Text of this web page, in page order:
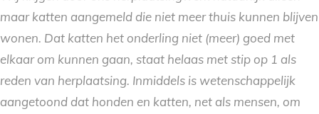
maar katten aangemeld die niet meer thuis kunnen blijven
wonen. Dat katten het onderling niet (meer) goed met
elkaar om kunnen gaan, staat helaas met stip op 1 als
reden van herplaatsing. Inmiddels is wetenschappelijk
aangetoond dat honden en katten, net als mensen, om